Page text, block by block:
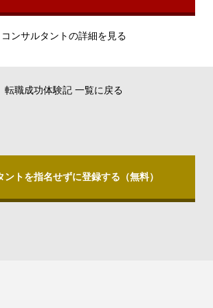
コンサルタントの詳細を見る
転職成功体験記 一覧に戻る
ントを指名せずに登録する（無料）